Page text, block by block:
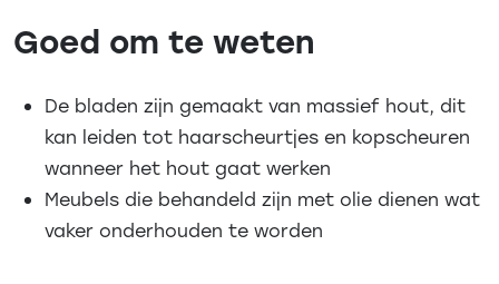
Goed om te weten
De bladen zijn gemaakt van massief hout, dit
kan leiden tot haarscheurtjes en kopscheuren
wanneer het hout gaat werken
Meubels die behandeld zijn met olie dienen wat
vaker onderhouden te worden